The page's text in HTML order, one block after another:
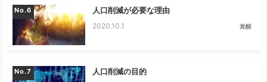
No. 人口削減が必要な理由
2020.10.1 覚醒
No. 人口削減の目的